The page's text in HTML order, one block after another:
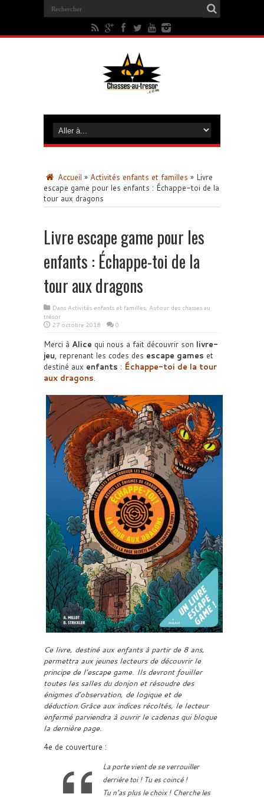
Accueil » Activités enfants et familles » Livre
escape game pour les enfants : Échappe-toi de la
tour aux dragons
Livre escape game pour les
enfants : Échappe-toi de la
tour aux dragons
Dans Activités enfants et familles, Autour des chasses au
trésor
27 octobre 2018
0
Merci à Alice qui nous a fait découvrir son livre-
jeu, reprenant les codes des escape games et
destiné aux enfants : Échappe-toi de la tour
aux dragons.
Ce livre, destiné aux enfants à partir de 8 ans,
permettra aux jeunes lecteurs de découvrir le
principe de l’escape game. Ils devront fouiller
toutes les salles du donjon et résoudre des
énigmes d’observation, de logique et de
déduction.Grâce aux indices récoltés, le lecteur
enfermé parviendra à ouvrir le cadenas qui bloque
la dernière page.
4e de couverture :
La porte vient de se verrouiller
derrière toi ! Tu es coincé !
Tu n’as plus le choix ! Cherche les